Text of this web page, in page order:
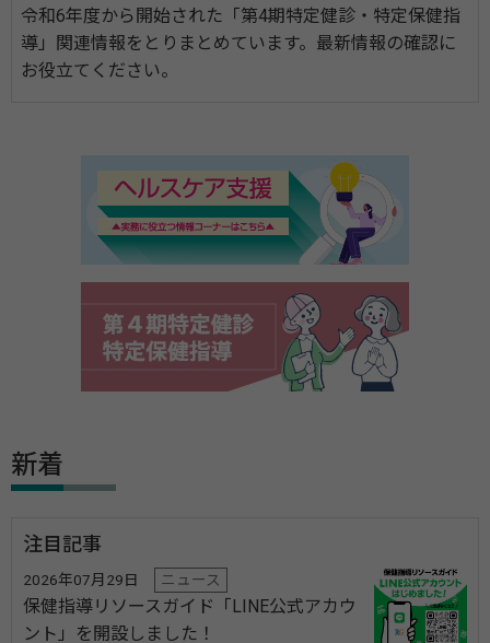
令和6年度から開始された「第4期特定健診・特定保健指
導」関連情報をとりまとめています。最新情報の確認に
お役立てください。
新着
注目記事
2026年07月29日 ニュース
保健指導リソースガイド「LINE公式アカウ
ント」を開設しました！